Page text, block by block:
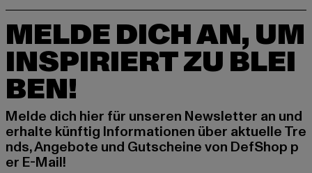
MELDE DICH AN, UM
INSPIRIERT ZU BLEI
BEN!
Melde dich hier für unseren Newsletter an und
erhalte künftig Informationen über aktuelle Tre
nds, Angebote und Gutscheine von DefShop p
er E-Mail!